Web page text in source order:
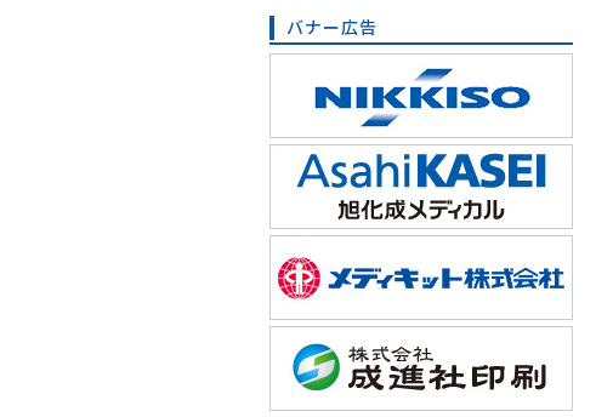
バナー広告